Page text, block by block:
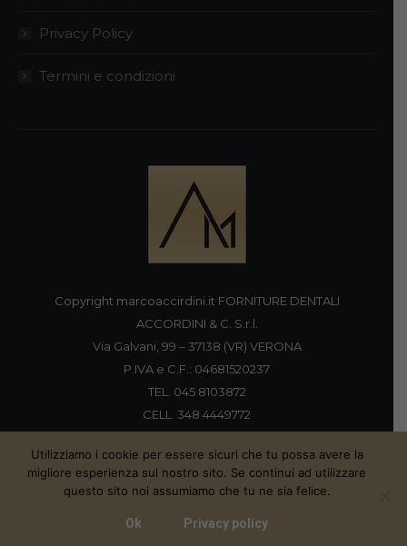
Privacy Policy
Termini e condizioni
Copyright marcoaccirdini.it FORNITURE DENTALI
ACCORDINI & C. S.r.l.
Via Galvani, 99 – 37138 (VR) VERONA
P.IVA e C.F.: 04681520237
TEL. 045 8103872
CELL. 348 4449772
Proudly handmade by
Utilizziamo i cookie per essere sicuri che tu possa avere la
migliore esperienza sul nostro sito. Se continui ad utilizzare
questo sito noi assumiamo che tu ne sia felice.
Ok Privacy policy